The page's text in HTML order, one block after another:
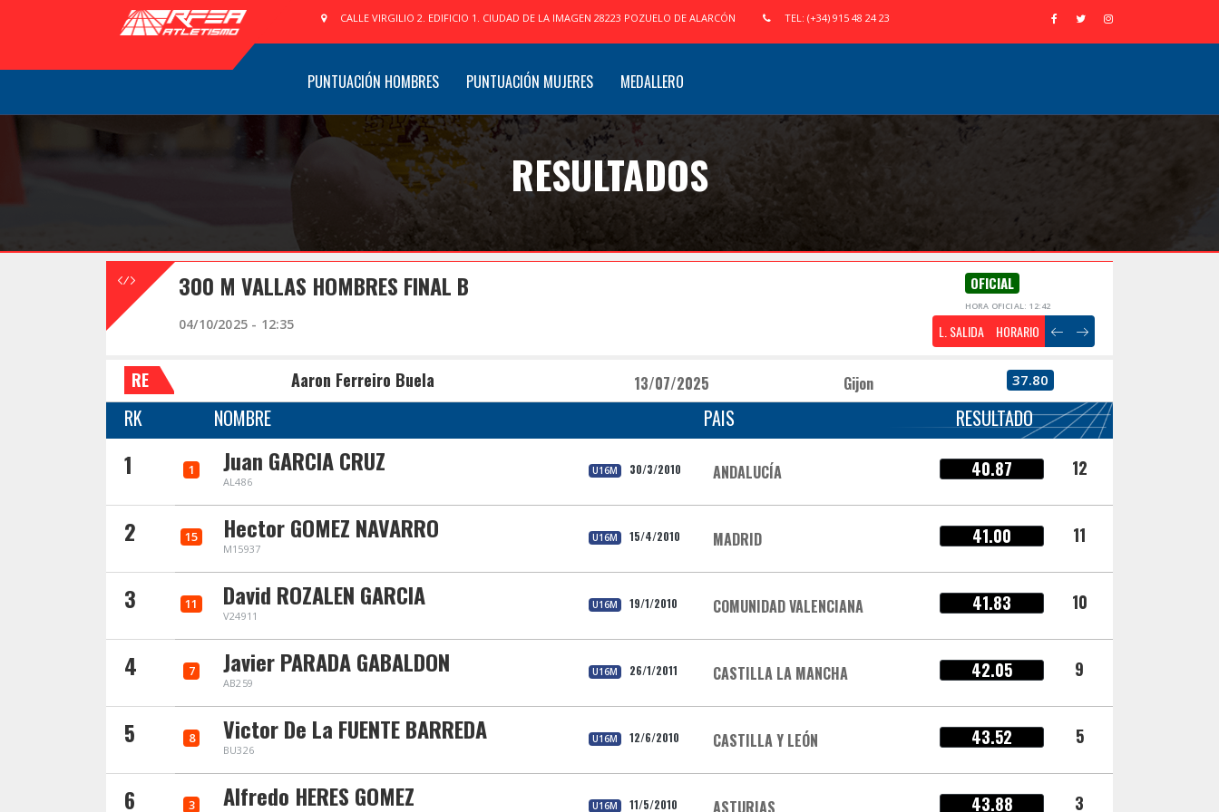
CALLE VIRGILIO 2. EDIFICIO 1. CIUDAD DE LA IMAGEN 28223 POZUELO DE ALARCÓN TEL: (+34) 915 48 24 23
PUNTUACIÓN HOMBRES PUNTUACIÓN MUJERES MEDALLERO
RESULTADOS
300 M VALLAS HOMBRES FINAL B OFICIAL
HORA OFICIAL: 12:42
04/10/2025 - 12:35 L. SALIDA HORARIO
RE Aaron Ferreiro Buela 13/07/2025 Gijon 37.80
RK NOMBRE PAIS RESULTADO
1 1 Juan GARCIA CRUZ
AL486
U16M 30/3/2010 ANDALUCÍA 40.87 12
2 15 Hector GOMEZ NAVARRO
M15937
U16M 15/4/2010 MADRID 41.00 11
3 11 David ROZALEN GARCIA
V24911
U16M 19/1/2010 COMUNIDAD VALENCIANA 41.83 10
4 7 Javier PARADA GABALDON
AB259
U16M 26/1/2011 CASTILLA LA MANCHA 42.05 9
5 8 Victor De La FUENTE BARREDA
BU326
U16M 12/6/2010 CASTILLA Y LEÓN 43.52 5
6 3 Alfredo HERES GOMEZ U16M 11/5/2010 ASTURIAS 43.88 3